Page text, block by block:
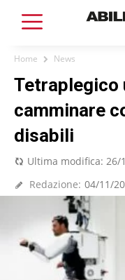
Home News
Tetraplegico
camminare
disabili
Ultima modifica: 26/
Redazione: 04/11/